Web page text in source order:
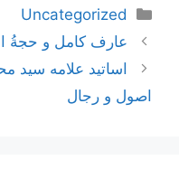
دسته‌ها
Uncategorized
ناوبری
نوشته‌ها
عارف کامل و حجةُ
اساتید علامه سید
اصول و رجال